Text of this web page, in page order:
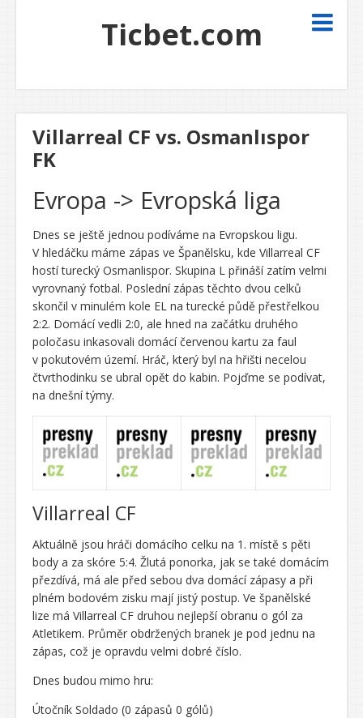
Ticbet.com
Villarreal CF vs. Osmanlıspor
FK
Evropa -> Evropská liga
Dnes se ještě jednou podíváme na Evropskou ligu.
V hledáčku máme zápas ve Španělsku, kde Villarreal CF
hostí turecký Osmanlispor. Skupina L přináší zatím velmi
vyrovnaný fotbal. Poslední zápas těchto dvou celků
skončil v minulém kole EL na turecké půdě přestřelkou
2:2. Domácí vedli 2:0, ale hned na začátku druhého
poločasu inkasovali domácí červenou kartu za faul
v pokutovém území. Hráč, který byl na hřišti necelou
čtvrthodinku se ubral opět do kabin. Pojďme se podívat,
na dnešní týmy.
Villarreal CF
Aktuálně jsou hráči domácího celku na 1. místě s pěti
body a za skóre 5:4. Žlutá ponorka, jak se také domácím
přezdívá, má ale před sebou dva domácí zápasy a při
plném bodovém zisku mají jistý postup. Ve španělské
lize má Villarreal CF druhou nejlepší obranu o gól za
Atletikem. Průměr obdržených branek je pod jednu na
zápas, což je opravdu velmi dobré číslo.
Dnes budou mimo hru:
Útočník Soldado (0 zápasů 0 gólů)